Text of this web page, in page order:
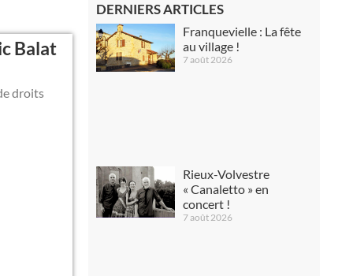
Balat
droits
DERNIERS ARTICLES
Franquevielle : La fête
au village !
7 août 2026
Rieux-Volvestre
« Canaletto » en
concert !
7 août 2026